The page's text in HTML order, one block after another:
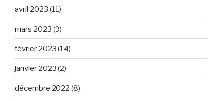
avril 2023 (11)
mars 2023 (9)
février 2023 (14)
janvier 2023 (2)
décembre 2022 (8)